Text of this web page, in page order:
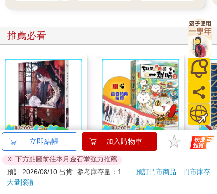
推薦必看
請解開故事謎底 03
79 折 特價 150 元
如果西遊是一群喵(1)
：《如果歷史是一群
喵》作者最新力作，附
【首卷特典】拉頁
79 折 特價 411 元
祕
79 折
立即結帳 加入購物車
※ 下方點圖前往本月金石堂強力推薦
預計 2026/08/10 出貨 參考庫存量：1 預訂門市商品
門市庫存
大量採購